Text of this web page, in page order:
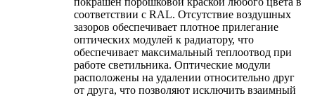
соответствии с RAL. Отсутствие воздушных
зазоров обеспечивает плотное прилегание
оптических модулей к радиатору, что
обеспечивает максимальный теплоотвод при
работе светильника. Оптические модули
расположены на удалении относительно друг
от друга, что позволяют исключить взаимный